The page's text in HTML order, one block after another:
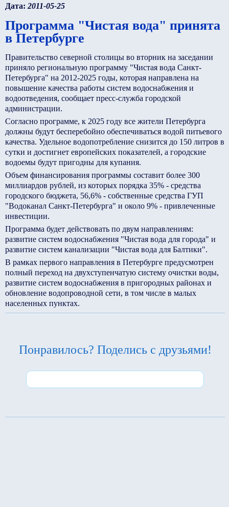
Дата: 2011-05-25
Программа "Чистая вода" принята
в Петербурге
Правительство северной столицы во вторник на заседании
приняло региональную программу "Чистая вода Санкт-
Петербурга" на 2012-2025 годы, которая направлена на
повышение качества работы систем водоснабжения и
водоотведения, сообщает пресс-служба городской
администрации.
Согласно программе, к 2025 году все жители Петербурга
должны будут бесперебойно обеспечиваться водой питьевого
качества. Удельное водопотребление снизится до 150 литров в
сутки и достигнет европейских показателей, а городские
водоемы будут пригодны для купания.
Объем финансирования программы составит более 300
миллиардов рублей, из которых порядка 35% - средства
городского бюджета, 56,6% - собственные средства ГУП
"Водоканал Санкт-Петербурга" и около 9% - привлеченные
инвестиции.
Программа будет действовать по двум направлениям:
развитие систем водоснабжения "Чистая вода для города" и
развитие систем канализации "Чистая вода для Балтики".
В рамках первого направления в Петербурге предусмотрен
полный переход на двухступенчатую систему очистки воды,
развитие систем водоснабжения в пригородных районах и
обновление водопроводной сети, в том числе в малых
населенных пунктах.
Понравилось? Поделись с друзьями!